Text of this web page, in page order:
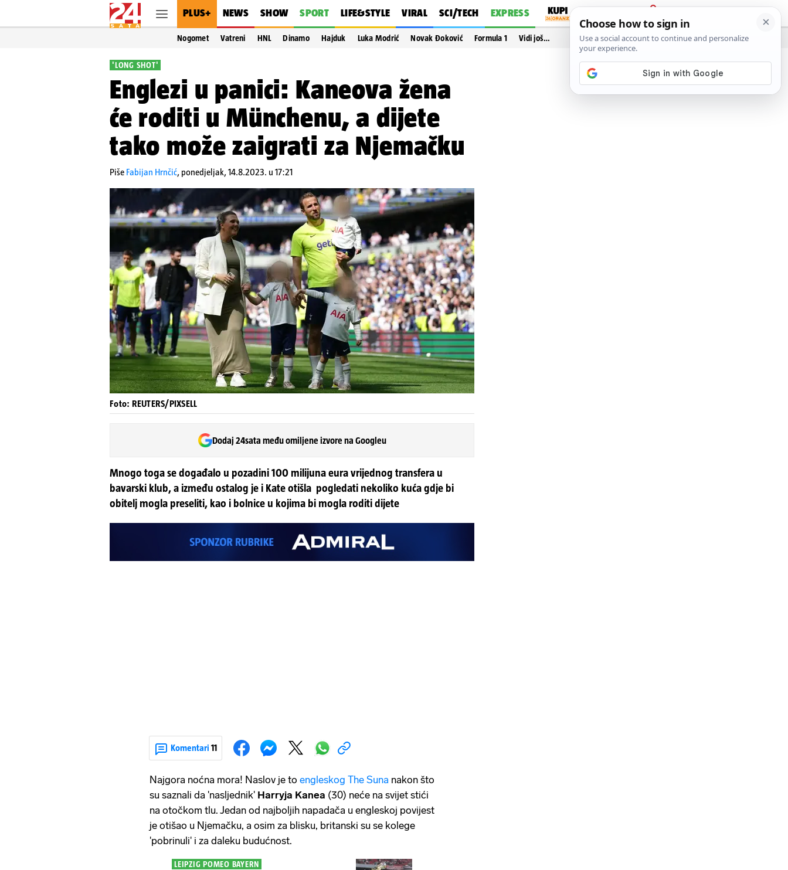
PLUS+ NEWS SHOW SPORT LIFE&STYLE VIRAL SCI/TECH EXPRESS
PRIJAVA
Nogomet Vatreni HNL Dinamo Hajduk Luka Modrić Novak Đoković Formula 1 Vidi još…
'LONG SHOT'
Englezi u panici: Kaneova žena
će roditi u Münchenu, a dijete
tako može zaigrati za Njemačku
Piše Fabijan Hrnčić, ponedjeljak, 14.8.2023. u 17:21
Foto: REUTERS/PIXSELL
Dodaj 24sata među omiljene izvore na Googleu
Mnogo toga se događalo u pozadini 100 milijuna eura vrijednog transfera u
bavarski klub, a između ostalog je i Kate otišla pogledati nekoliko kuća gdje bi
obitelj mogla preseliti, kao i bolnice u kojima bi mogla roditi dijete
Komentari 11
Najgora noćna mora! Naslov je to engleskog The Suna nakon što
su saznali da 'nasljednik' Harryja Kanea (30) neće na svijet stići
na otočkom tlu. Jedan od najboljih napadača u engleskoj povijest
je otišao u Njemačku, a osim za blisku, britanski su se kolege
'pobrinuli' i za daleku budućnost.
LEIPZIG POMEO BAYERN